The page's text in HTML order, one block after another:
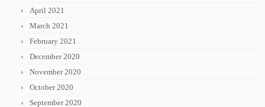
April 2021
March 2021
February 2021
December 2020
November 2020
October 2020
September 2020